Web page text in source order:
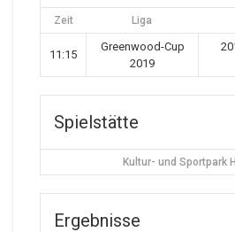
Zeit Liga
11:15
Greenwood-Cup
2019
Spielstätte
Kultur- und Sportpark
Ergebnisse